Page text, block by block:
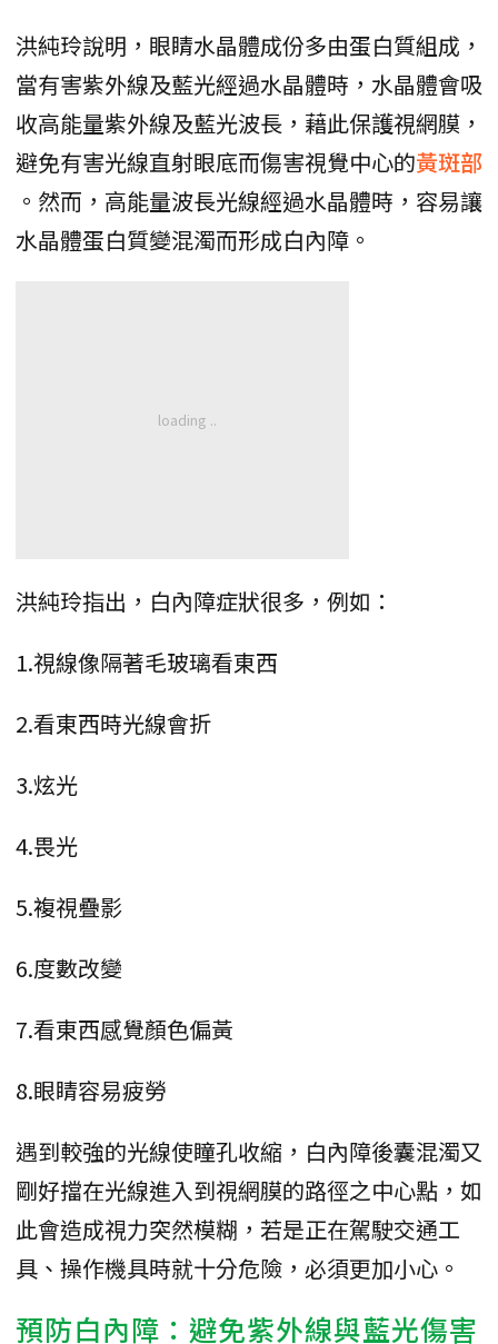
洪純玲說明，眼睛水晶體成份多由蛋白質組成，
當有害紫外線及藍光經過水晶體時，水晶體會吸
收高能量紫外線及藍光波長，藉此保護視網膜，
避免有害光線直射眼底而傷害視覺中心的黃斑部
。然而，高能量波長光線經過水晶體時，容易讓
水晶體蛋白質變混濁而形成白內障。
洪純玲指出，白內障症狀很多，例如：
1.視線像隔著毛玻璃看東西
2.看東西時光線會折
3.炫光
4.畏光
5.複視疊影
6.度數改變
7.看東西感覺顏色偏黃
8.眼睛容易疲勞
遇到較強的光線使瞳孔收縮，白內障後囊混濁又
剛好擋在光線進入到視網膜的路徑之中心點，如
此會造成視力突然模糊，若是正在駕駛交通工
具、操作機具時就十分危險，必須更加小心。
預防白內障：避免紫外線與藍光傷害